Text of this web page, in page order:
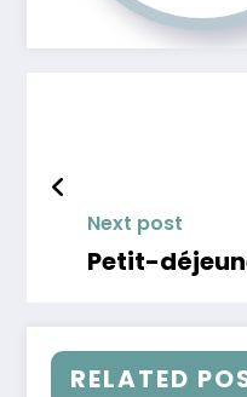
Next post
Petit-
RELATED